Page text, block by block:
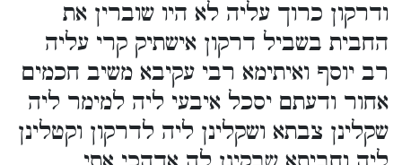
ודרקון כרוך עליה לא היו שוברין את
החבית בשביל דרקון אישתיק קרי עליה
רב יוסף ואיתימא רבי עקיבא משיב חכמים
אחור ודעתם יסכל איבעי ליה למימר ליה
שקלינן צבתא ושקלינן ליה לדרקון וקטלינן